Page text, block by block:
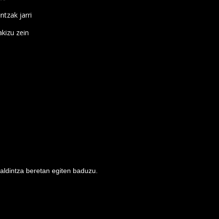
jarri
zein
beretan egiten baduzu.